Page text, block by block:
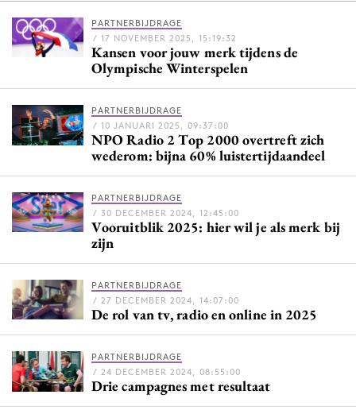
9 sept: GenAI-training
12 nov: MarketingLive!
Events
Opleidingen
Academy
Partners
Topics
Artificial Intelligence
Bureaus
Campagnes
PARTNERBIJDRAGE
/ 17 NOVEMBER 2025, 15:19:32
Kansen voor jouw merk tijdens de
Olympische Winterspelen
PARTNERBIJDRAGE
/ 10 JANUARI 2025, 09:37:00
NPO Radio 2 Top 2000 overtreft zich
wederom: bijna 60% luistertijdaandeel
PARTNERBIJDRAGE
/ 30 DECEMBER 2024, 12:45:00
Vooruitblik 2025: hier wil je als merk bij
zijn
PARTNERBIJDRAGE
/ 27 DECEMBER 2024, 14:07:00
De rol van tv, radio en online in 2025
PARTNERBIJDRAGE
/ 24 DECEMBER 2024, 08:55:00
Drie campagnes met resultaat